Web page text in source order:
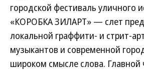
городской фестиваль уличного
«КОРОБКА ЗИЛАРТ» — слет
локальной граффити- и стрит-
музыкантов и современной
широком смысле слова. Главной